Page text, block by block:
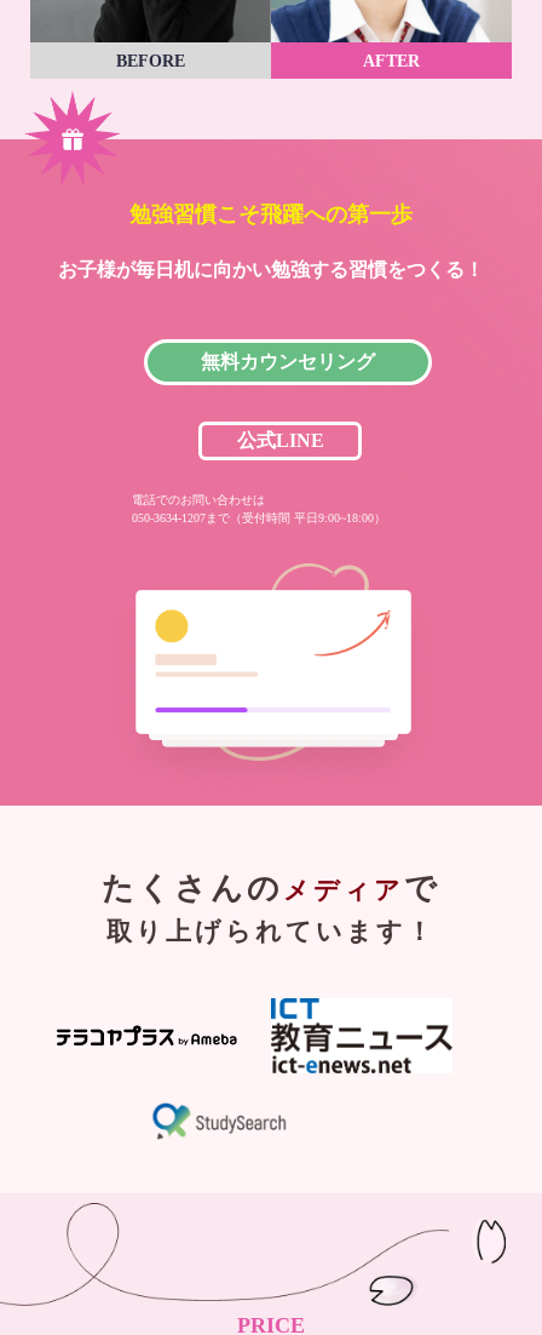
BEFORE AFTER
勉強習慣こそ飛躍への第一歩
お子様が毎日机に向かい勉強する習慣をつくる！
無料カウンセリング
公式LINE
電話でのお問い合わせは
050-3634-1207まで（受付時間 平日9:00~18:00）
たくさんの メディア で
取り上げられています！
PRICE